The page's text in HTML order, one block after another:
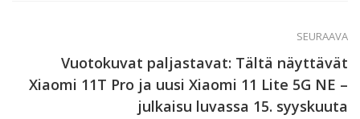
SEURAAVA
Vuotokuvat paljastavat: Tältä näyttävät
Xiaomi 11T Pro ja uusi Xiaomi 11 Lite 5G NE –
julkaisu luvassa 15. syyskuuta